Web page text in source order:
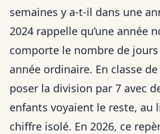
semaines y a-t-il dans une
2024 rappelle qu’une année
comporte le nombre de
année ordinaire. En classe de
poser la division par 7 avec
enfants voyaient le reste, au
chiffre isolé. En 2026, ce